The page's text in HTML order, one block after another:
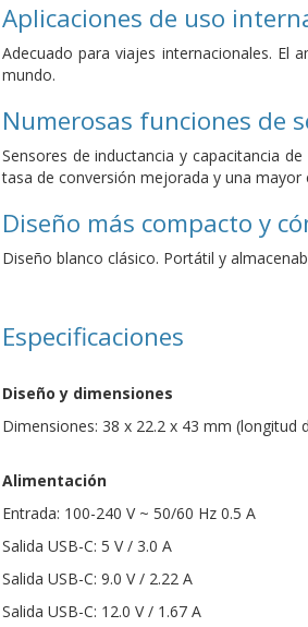
Aplicaciones de uso
Adecuado para viajes internacionales. El
mundo.
Numerosas funciones de
Sensores de inductancia y capacitancia
tasa de conversión mejorada y una mayor
Diseño más compacto y
Diseño blanco clásico. Portátil y
Especificaciones
Diseño y dimensiones
Dimensiones: 38 x 22.2 x 43 mm (longitud
Alimentación
Entrada: 100-240 V ~ 50/60 Hz 0.5 A
Salida USB-C: 5 V / 3.0 A
Salida USB-C: 9.0 V / 2.22 A
Salida USB-C: 12.0 V / 1.67 A